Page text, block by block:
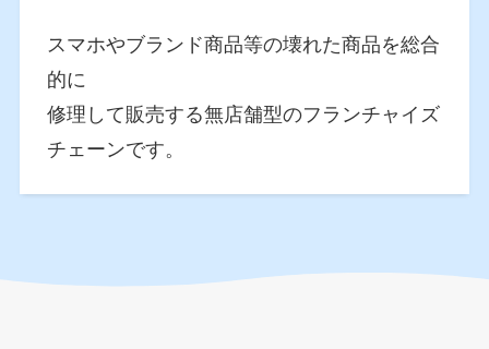
スマホやブランド商品等の壊れた商品を総合
的に
修理して販売する無店舗型のフランチャイズ
チェーンです。